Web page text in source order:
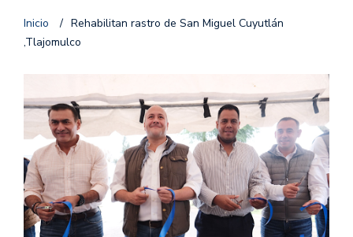
Inicio / Rehabilitan rastro de San Miguel Cuyutlán
,Tlajomulco